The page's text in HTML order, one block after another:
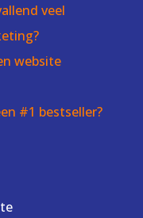
veel
website
#1 bestseller?